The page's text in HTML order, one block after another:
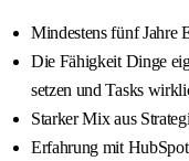
Mindestens fünf Jahre
Die Fähigkeit Dinge
setzen und Tasks
Starker Mix aus
Erfahrung mit